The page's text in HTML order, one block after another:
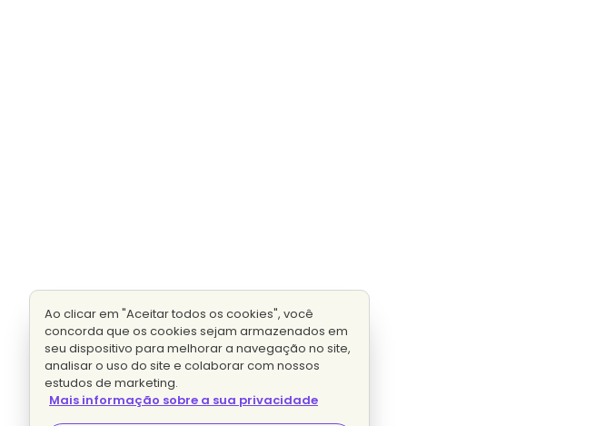
Ao clicar em "Aceitar todos os cookies", você
concorda que os cookies sejam armazenados em
seu dispositivo para melhorar a navegação no site,
analisar o uso do site e colaborar com nossos
estudos de marketing.
Mais informação sobre a sua privacidade